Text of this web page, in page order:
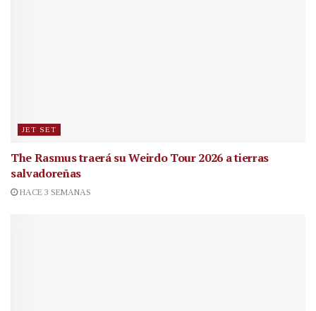
JET SET
The Rasmus traerá su Weirdo Tour 2026 a tierras
salvadoreñas
HACE 3 SEMANAS